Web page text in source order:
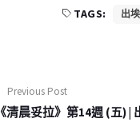
TAGS: 出
Previous Post
《清晨妥拉》第14週 (五) |